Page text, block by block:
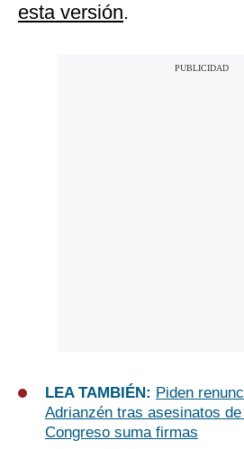
esta versión.
LEA TAMBIÉN: Piden
Adrianzén tras asesinatos
Congreso suma firmas